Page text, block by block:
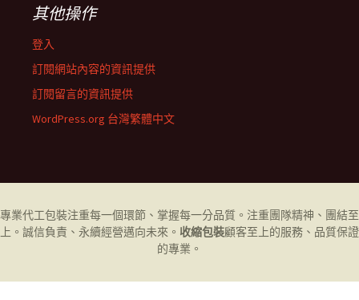
其他操作
登入
訂閱網站內容的資訊提供
訂閱留言的資訊提供
WordPress.org 台灣繁體中文
專業代工包裝注重每一個環節、掌握每一分品質。注重團隊精神、團結至
上。誠信負責、永續經營邁向未來。 收縮包裝顧客至上的服務、品質保證
的專業。